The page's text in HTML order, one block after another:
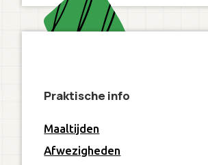
Praktische info
Maaltijden
Afwezigheden